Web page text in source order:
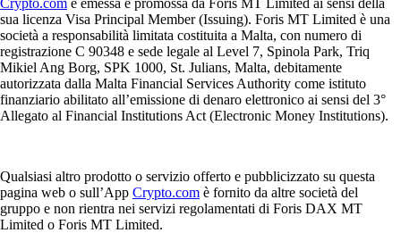
sua licenza Visa Principal Member (Issuing). Foris MT Limited è una
società a responsabilità limitata costituita a Malta, con numero di
registrazione C 90348 e sede legale al Level 7, Spinola Park, Triq
Mikiel Ang Borg, SPK 1000, St. Julians, Malta, debitamente
autorizzata dalla Malta Financial Services Authority come istituto
finanziario abilitato all’emissione di denaro elettronico ai sensi del 3°
Allegato al Financial Institutions Act (Electronic Money Institutions).
Qualsiasi altro prodotto o servizio offerto e pubblicizzato su questa
pagina web o sull’App Crypto.com è fornito da altre società del
gruppo e non rientra nei servizi regolamentati di Foris DAX MT
Limited o Foris MT Limited.